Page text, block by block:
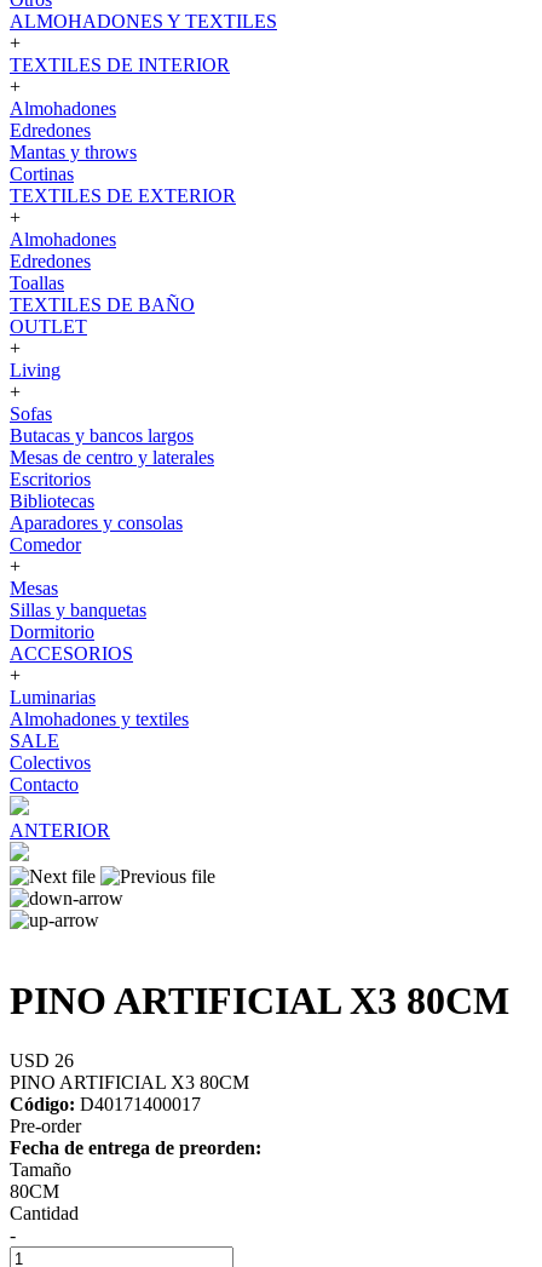
ALMOHADONES Y TEXTILES
+
TEXTILES DE INTERIOR
+
Almohadones
Edredones
Mantas y throws
Cortinas
TEXTILES DE EXTERIOR
+
Almohadones
Edredones
Toallas
TEXTILES DE BAÑO
OUTLET
+
Living
+
Sofas
Butacas y bancos largos
Mesas de centro y laterales
Escritorios
Bibliotecas
Aparadores y consolas
Comedor
+
Mesas
Sillas y banquetas
Dormitorio
ACCESORIOS
+
Luminarias
Almohadones y textiles
SALE
Colectivos
Contacto
ANTERIOR
PINO ARTIFICIAL X3 80CM
USD 26
PINO ARTIFICIAL X3 80CM
Código: D40171400017
Pre-order
Fecha de entrega de preorden:
Tamaño
80CM
Cantidad
-